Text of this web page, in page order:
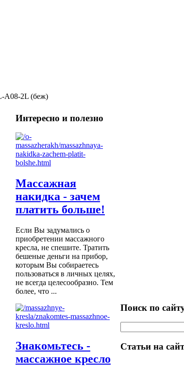
A08-2L (беж)
Интересно и полезно
Массажная
накидка - зачем
платить больше!
Если Вы задумались о
приобретении массажного
кресла, не спешите. Тратить
бешеные деньги на прибор,
которым Вы собираетесь
пользоваться в личных целях,
не всегда целесообразно. Тем
более, что ...
Знакомьтесь -
массажное кресло
Поиск по
Статьи на